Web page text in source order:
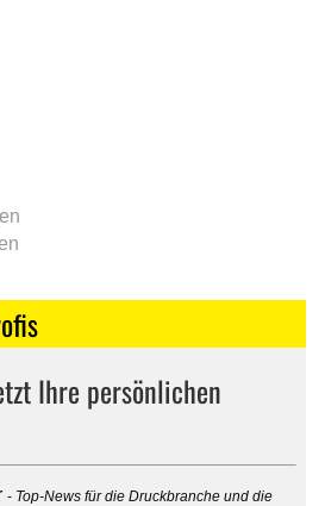
Ihre persönlichen
Top-News für die Druckbranche und die